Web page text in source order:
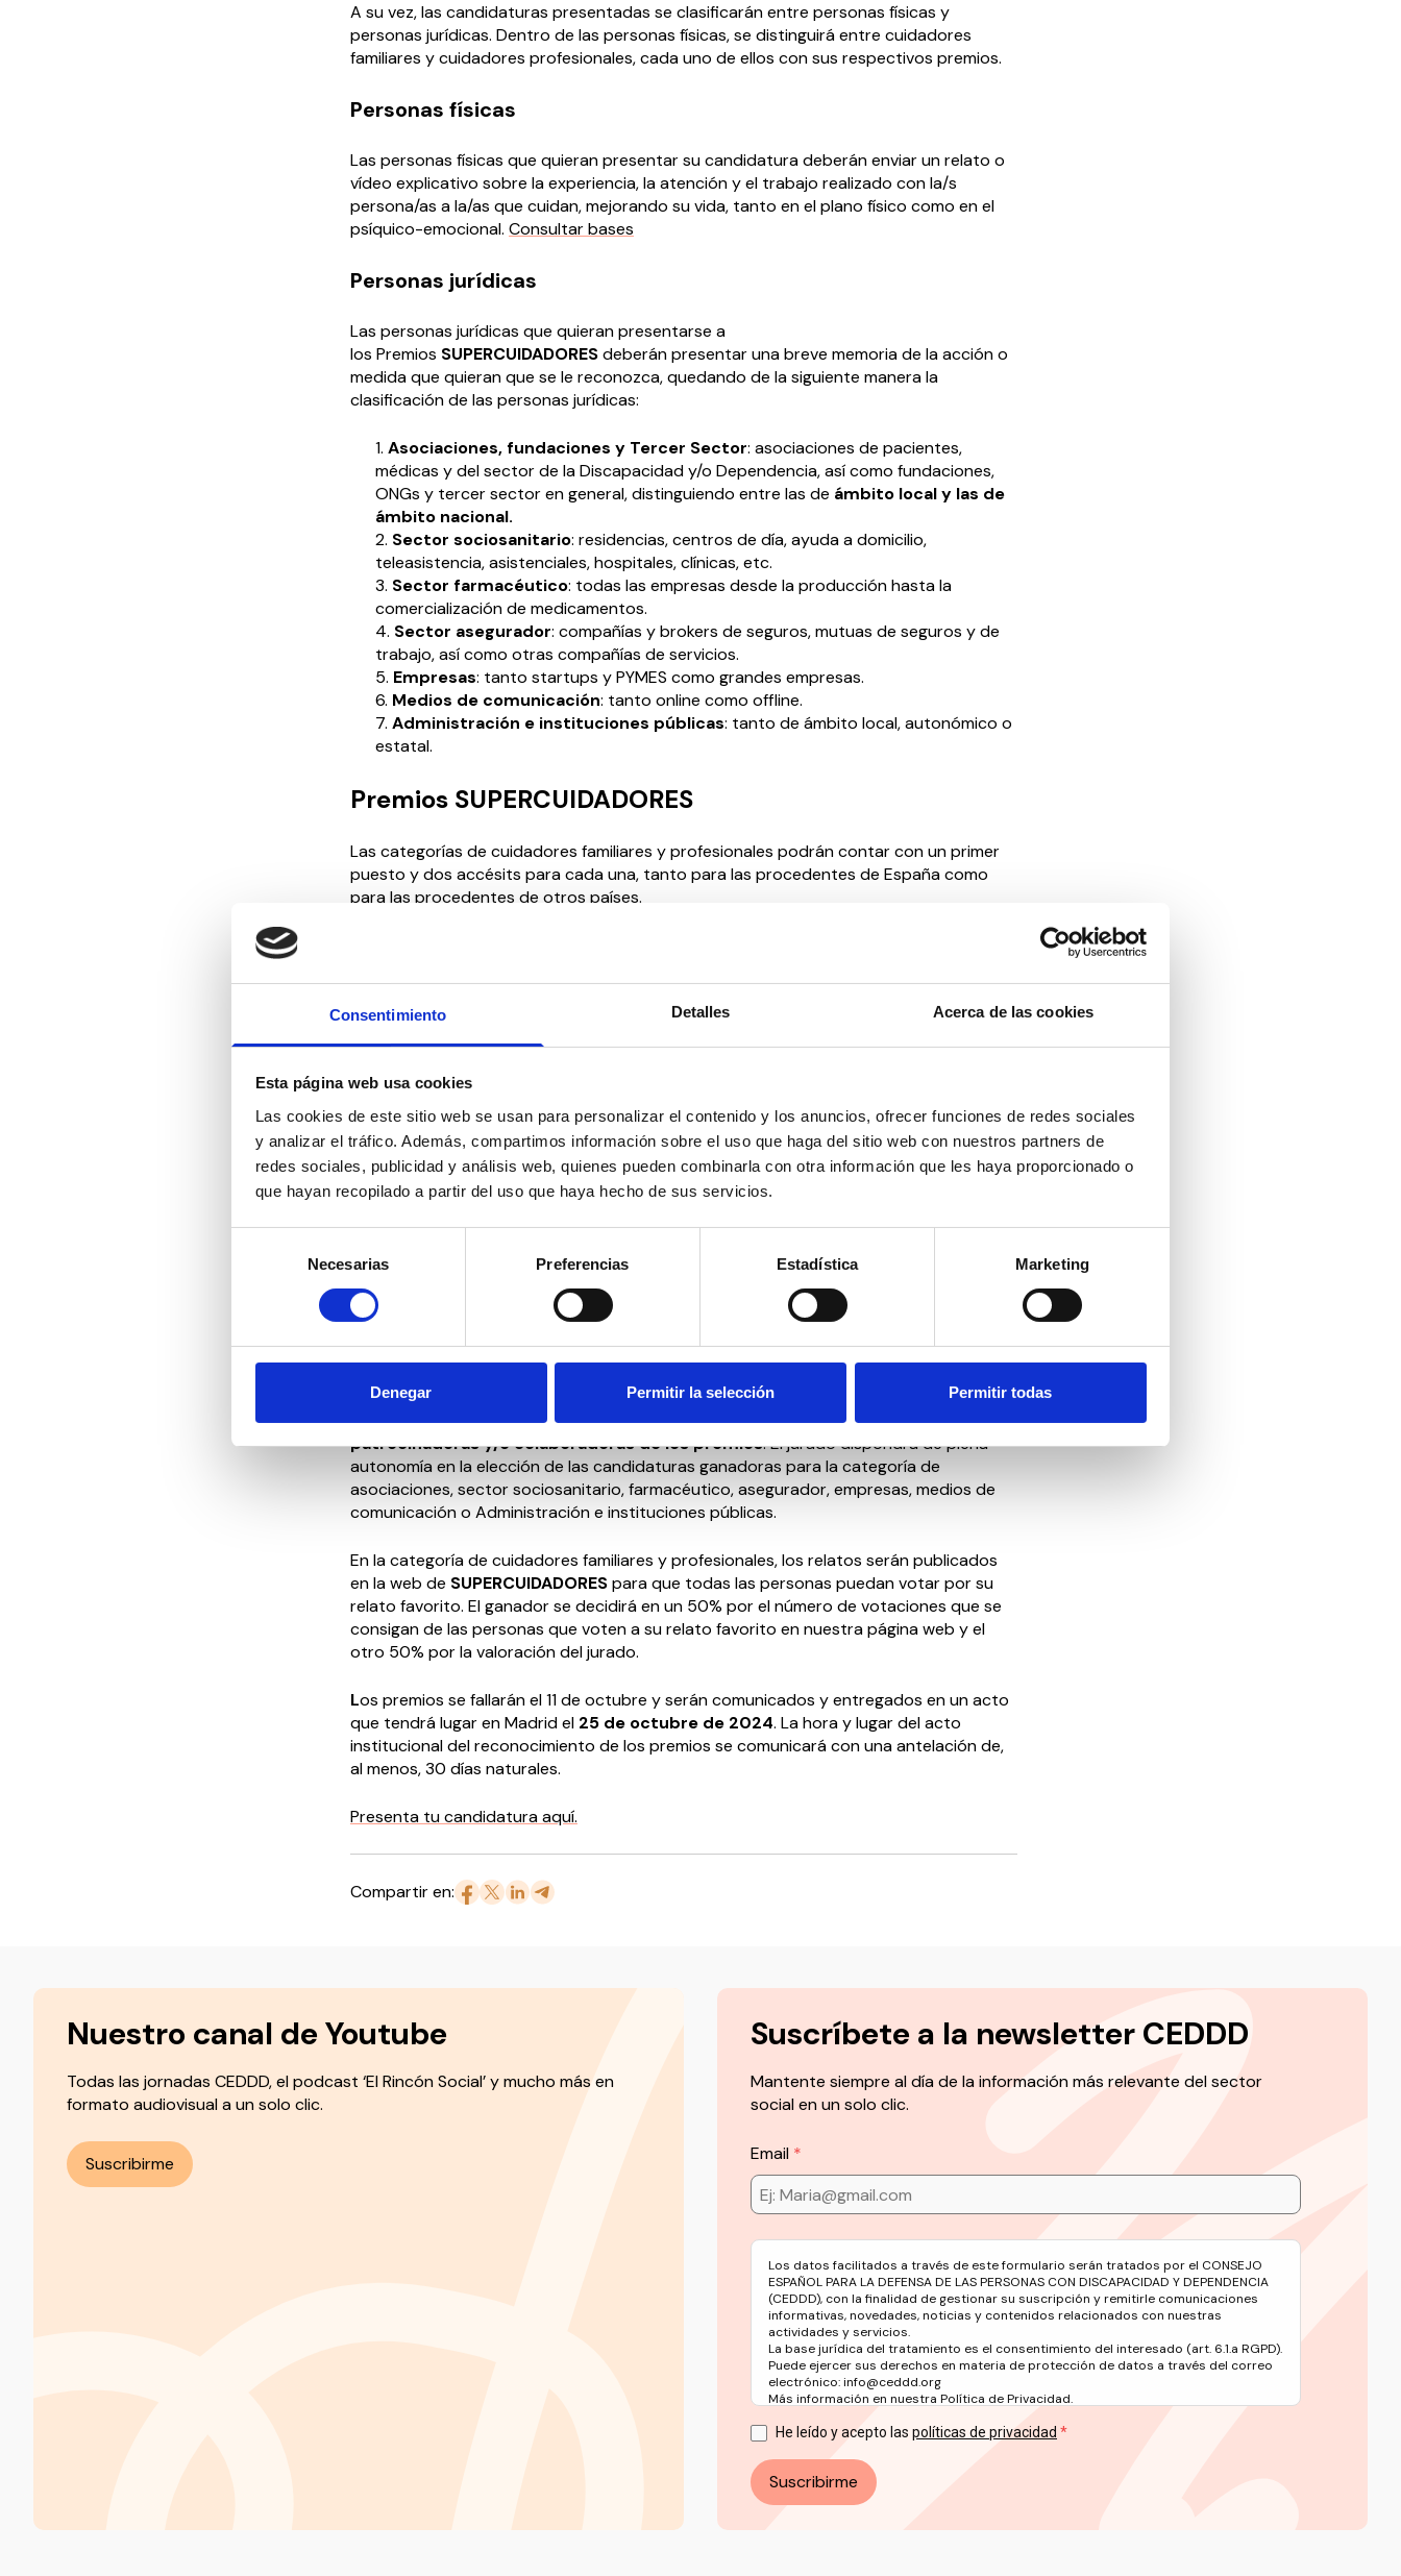
Consentimiento Detalles Acerca de las cookies
Esta página web usa cookies
Las cookies de este sitio web se usan para personalizar el contenido y los anuncios, ofrecer funciones de redes sociales
y analizar el tráfico. Además, compartimos información sobre el uso que haga del sitio web con nuestros partners de
redes sociales, publicidad y análisis web, quienes pueden combinarla con otra información que les haya proporcionado o
que hayan recopilado a partir del uso que haya hecho de sus servicios.
consentimiento
Necesarias Preferencias Estadística Marketing
Denegar Permitir la selección Permitir todas
A su vez, las candidaturas presentadas se clasificarán entre personas físicas y
personas jurídicas. Dentro de las personas físicas, se distinguirá entre cuidadores
familiares y cuidadores profesionales, cada uno de ellos con sus respectivos premios.
Personas físicas
Las personas físicas que quieran presentar su candidatura deberán enviar un relato o
vídeo explicativo sobre la experiencia, la atención y el trabajo realizado con la/s
persona/as a la/as que cuidan, mejorando su vida, tanto en el plano físico como en el
psíquico-emocional. Consultar bases
Personas jurídicas
Las personas jurídicas que quieran presentarse a
los Premios SUPERCUIDADORESdeberán presentar una breve memoria de la acción o
medida que quieran que se le reconozca, quedando de la siguiente manera la
clasificación de las personas jurídicas:
Asociaciones, fundaciones y Tercer Sector: asociaciones de pacientes,
médicas y del sector de la Discapacidad y/o Dependencia, así como fundaciones,
ONGs y tercer sector en general, distinguiendo entre las de ámbito local y las de
ámbito nacional.
Sector sociosanitario: residencias, centros de día, ayuda a domicilio,
teleasistencia, asistenciales, hospitales, clínicas, etc.
Sector farmacéutico: todas las empresas desde la producción hasta la
comercialización de medicamentos.
Sector asegurador: compañías y brokers de seguros, mutuas de seguros y de
trabajo, así como otras compañías de servicios.
Empresas: tanto startups y PYMES como grandes empresas.
Medios de comunicación: tanto online como offline.
Administración e instituciones públicas: tanto de ámbito local, autonómico o
estatal.
Premios SUPERCUIDADORES
Las categorías de cuidadores familiares y profesionales podrán contar con un primer
puesto y dos accésits para cada una, tanto para las procedentes de España como
para las procedentes de otros países.
dependientes en Instituciones Sociales. Los primeros accésits recibirán un curso de
formación a elegir del catálogo formativo de SUPERCUIDADORES, y los segundos
Cada una de las categorías de personas jurídicas, tanto las procedentes dentro o
fuera de España, contarán con un ganador y dos accésits.
Los ganadores recibirán un galardón realizado por una asociación de personas con, un
diploma acreditativo y un reportaje escrito sobre sus acciones, innovaciones y
méritos. Los accésits recibirán un diploma acreditativo.
Los cuidadores familiares y profesionales optarán a un primer puesto con un premio
por valor de 1000€ en metálico y dos accésits premiados con formación.
El jurado de los Premios SUPERCUIDADORES
El jurado de los SUPERCUIDADORESestaráformado por representantes
cualificados del ámbito sociosanitario, así como de las empresas
patrocinadoras y/o colaboradoras de los premios. El jurado dispondrá de plena
autonomía en la elección de las candidaturas ganadoras para la categoría de
asociaciones, sector sociosanitario, farmacéutico, asegurador, empresas, medios de
comunicación o Administración e instituciones públicas.
En la categoría de cuidadores familiares y profesionales, los relatos serán publicados
en la web de SUPERCUIDADORESpara que todas las personas puedan votar por su
relato favorito. El ganador se decidirá en un 50% por el número de votaciones que se
consigan de las personas que voten a su relato favorito en nuestra página web y el
otro 50% por la valoración del jurado.
Los premios se fallarán el 11 de octubre y serán comunicados y entregados en un acto
que tendrá lugar en Madrid el 25 de octubre de 2024. La hora y lugar del acto
institucional del reconocimiento de los premios se comunicará con una antelación de,
al menos, 30 días naturales.
Presenta tu candidatura aquí.
Compartir en:
Nuestro canal de Youtube
Todas las jornadas CEDDD, el podcast ‘El Rincón Social’ y mucho más en
formato audiovisual a un solo clic.
Suscribirme
Suscríbete a la newsletter CEDDD
Mantente siempre al día de la información más relevante del sector
social en un solo clic.
Email
Los datos facilitados a través de este formulario serán tratados por el CONSEJO
ESPAÑOL PARA LA DEFENSA DE LAS PERSONAS CON DISCAPACIDAD Y DEPENDENCIA
(CEDDD), con la finalidad de gestionar su suscripción y remitirle comunicaciones
informativas, novedades, noticias y contenidos relacionados con nuestras
actividades y servicios.
La base jurídica del tratamiento es el consentimiento del interesado (art. 6.1.a RGPD).
Puede ejercer sus derechos en materia de protección de datos a través del correo
electrónico: info@ceddd.org
Más información en nuestra Política de Privacidad.
He leído y acepto las políticas de privacidad
Suscribirme